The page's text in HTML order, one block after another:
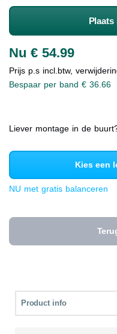
Nu € 54.99
Prijs p.s incl.btw,
Bespaar per band € 36.66
Liever montage in de
Kies een
NU met gratis balanceren
Product info